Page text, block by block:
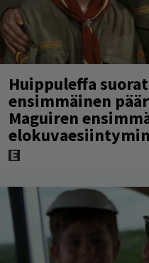
Huippuleffa
ensimmäinen
Maguiren